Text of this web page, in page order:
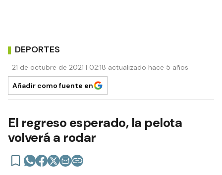
DEPORTES
21 de octubre de 2021 | 02:18 actualizado hace 5 años
Añadir como fuente en
El regreso esperado, la pelota
volverá a rodar